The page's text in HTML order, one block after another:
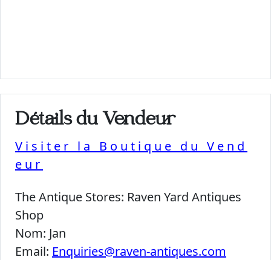
Détails du Vendeur
Visiter la Boutique du Vend
eur
The Antique Stores: Raven Yard Antiques
Shop
Nom: Jan
Email: Enquiries@raven-antiques.com